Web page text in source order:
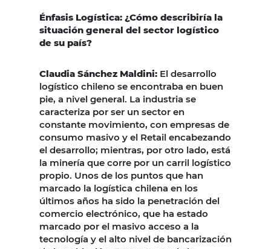
Énfasis Logística: ¿Cómo describiría la
situación general del sector logístico
de su país?
Claudia Sánchez Maldini: El desarrollo
logístico chileno se encontraba en buen
pie, a nivel general. La industria se
caracteriza por ser un sector en
constante movimiento, con empresas de
consumo masivo y el Retail encabezando
el desarrollo; mientras, por otro lado, está
la minería que corre por un carril logístico
propio. Unos de los puntos que han
marcado la logística chilena en los
últimos años ha sido la penetración del
comercio electrónico, que ha estado
marcado por el masivo acceso a la
tecnología y el alto nivel de bancarización